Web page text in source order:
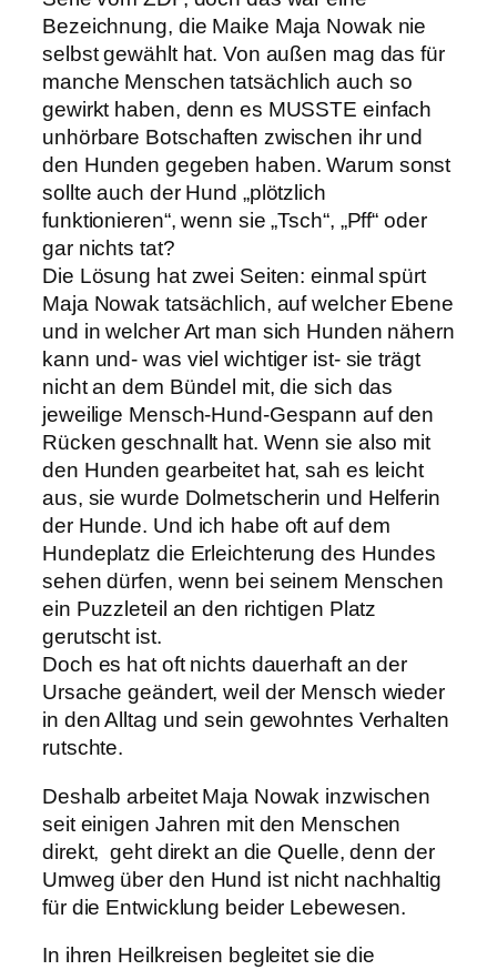
Bezeichnung, die Maike Maja Nowak nie
selbst gewählt hat. Von außen mag das für
manche Menschen tatsächlich auch so
gewirkt haben, denn es MUSSTE einfach
unhörbare Botschaften zwischen ihr und
den Hunden gegeben haben. Warum sonst
sollte auch der Hund „plötzlich
funktionieren“, wenn sie „Tsch“, „Pff“ oder
gar nichts tat?
Die Lösung hat zwei Seiten: einmal spürt
Maja Nowak tatsächlich, auf welcher Ebene
und in welcher Art man sich Hunden nähern
kann und- was viel wichtiger ist- sie trägt
nicht an dem Bündel mit, die sich das
jeweilige Mensch-Hund-Gespann auf den
Rücken geschnallt hat. Wenn sie also mit
den Hunden gearbeitet hat, sah es leicht
aus, sie wurde Dolmetscherin und Helferin
der Hunde. Und ich habe oft auf dem
Hundeplatz die Erleichterung des Hundes
sehen dürfen, wenn bei seinem Menschen
ein Puzzleteil an den richtigen Platz
gerutscht ist.
Doch es hat oft nichts dauerhaft an der
Ursache geändert, weil der Mensch wieder
in den Alltag und sein gewohntes Verhalten
rutschte.
Deshalb arbeitet Maja Nowak inzwischen
seit einigen Jahren mit den Menschen
direkt, geht direkt an die Quelle, denn der
Umweg über den Hund ist nicht nachhaltig
für die Entwicklung beider Lebewesen.
In ihren Heilkreisen begleitet sie die